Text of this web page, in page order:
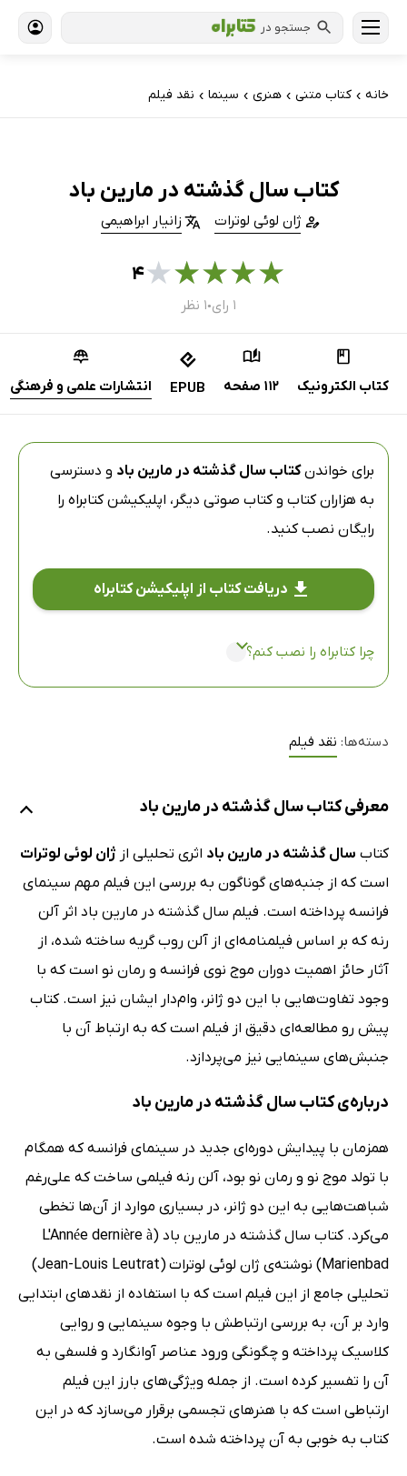
جستجو در
خانه › کتاب‌ متنی › هنری › سینما › نقد فیلم
کتاب سال گذشته در مارین باد
ژان لوئی لوترات زانیار ابراهیمی
★
★
★
★
★۴
۱ رای ● ۱ نظر
کتاب الکترونیک 112 صفحه EPUB انتشارات علمی و فرهنگی
برای خواندنکتاب سال گذشته در مارین باد و دسترسی
به هزاران کتاب و کتاب صوتی دیگر، اپلیکیشن کتابراه را
رایگان نصب کنید.
دریافت کتاب از اپلیکیشن کتابراه
چرا کتابراه را نصب کنم؟
دسته‌ها: نقد فیلم
معرفی کتاب سال گذشته در مارین باد
کتاب سال گذشته در مارین باد اثری تحلیلی از ژان لوئی لوترات
است که از جنبه‌های گوناگون به بررسی این فیلم مهم سینمای
فرانسه پرداخته است. فیلم سال گذشته در مارین باد اثر آلن
رنه که بر اساس فیلمنامه‌ای از آلن روب گریه ساخته شده، از
آثار حائز اهمیت دوران موج نوی فرانسه و رمان نو است که با
وجود تفاوت‌هایی با این دو ژانر، وام‌دار ایشان نیز است. کتاب
پیش رو مطالعه‌ای دقیق از فیلم است که به ارتباط آن با
جنبش‌های سینمایی نیز می‌پردازد.
درباره‌ی کتاب سال گذشته در مارین باد
همزمان با پیدایش دوره‌ای جدید در سینمای فرانسه که همگام
با تولد موج نو و رمان نو بود، آلن رنه فیلمی ساخت که علی‌رغم
شباهت‌هایی به این دو ژانر، در بسیاری موارد از آن‌ها تخطی
می‌کرد. کتاب سال گذشته در مارین باد (L'Année dernière à
Marienbad) نوشته‌ی ژان لوئی لوترات
(Jean-Louis Leutrat)
تحلیلی جامع از این فیلم است که با استفاده از نقدهای ابتدایی
وارد بر آن، به بررسی ارتباطش با وجوه سینمایی و روایی
کلاسیک پرداخته و چگونگی ورود عناصر آوانگارد و فلسفی به
آن را تفسیر کرده است. از جمله ویژگی‌های بارز این فیلم
ارتباطی است که با هنرهای تجسمی برقرار می‌سازد که در این
کتاب به خوبی به آن پرداخته شده است.